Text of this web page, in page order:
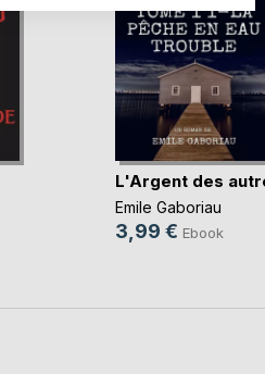
L'Argent des
Emile Gaboriau
3,99 € Ebook